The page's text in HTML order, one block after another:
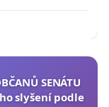
SENÁTU
slyšení podle